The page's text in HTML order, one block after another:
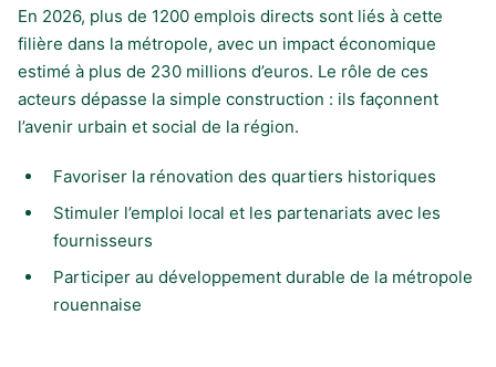
En 2026, plus de 1200 emplois directs sont liés à cette
filière dans la métropole, avec un impact économique
estimé à plus de 230 millions d’euros. Le rôle de ces
acteurs dépasse la simple construction : ils façonnent
l’avenir urbain et social de la région.
Favoriser la rénovation des quartiers historiques
Stimuler l’emploi local et les partenariats avec les
fournisseurs
Participer au développement durable de la métropole
rouennaise